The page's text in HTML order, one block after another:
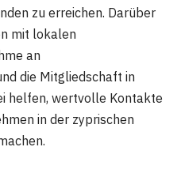
zu erreichen. Darüber
mit lokalen
an
die Mitgliedschaft in
helfen, wertvolle Kontakte
in der zyprischen